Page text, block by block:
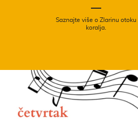
Saznajte više o Zlarinu otoku
koralja.